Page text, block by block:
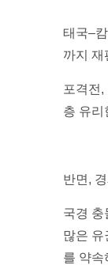
태국–
까지 재
포격전
층 유리
반면,
국경 충
많은 유
를 약속